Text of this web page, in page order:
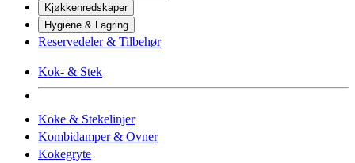
Kjøkkenredskaper
Hygiene & Lagring
Reservedeler & Tilbehør
Kok- & Stek
Koke & Stekelinjer
Kombidamper & Ovner
Kokegryte